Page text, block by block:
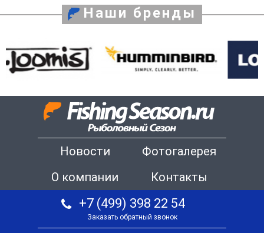
Наши бренды
Новости
Фотогалерея
О компании
Контакты
+7 (499) 398 22 54
Заказать обратный звонок